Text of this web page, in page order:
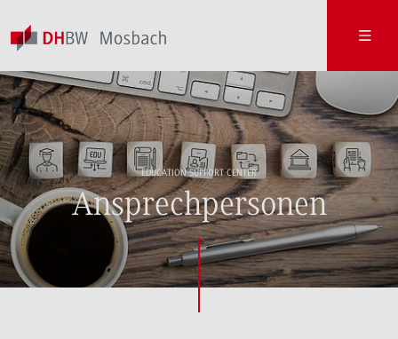
EDUCATION SUPPORT CENTER
Ansprechpersonen